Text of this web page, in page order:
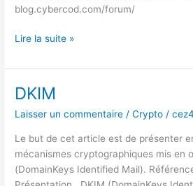
blog.cybercod.com/forum/
Création
forum
Lire la suite »
DKIM
Laisser un commentaire /Crypto /
Le but de cet article est de présenter
mécanismes cryptographiques mis en
(DomainKeys Identified Mail).